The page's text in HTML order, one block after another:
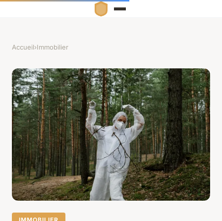
Accueil›Immobilier